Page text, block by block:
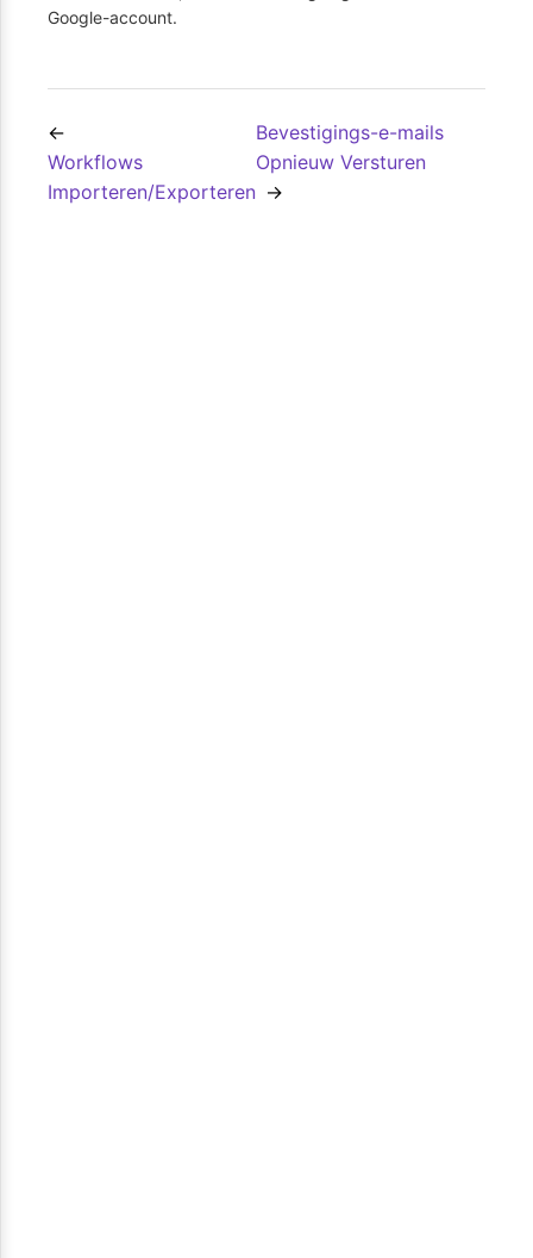
Google-account.
Workflows
Importeren/Exporteren
Bevestigings-e-mails
Opnieuw Versturen